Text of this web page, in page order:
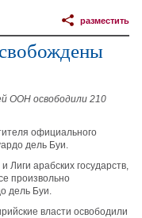
разместить
ООН освободили 210
официального
дель Буи.
Лиги арабских государств,
произвольно
дель Буи.
власти освободили